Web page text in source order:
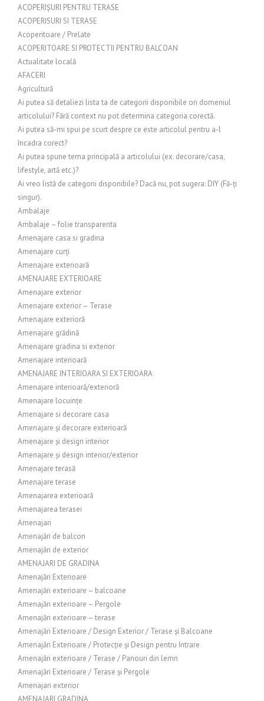
ACOPERIȘURI PENTRU TERASE
ACOPERISURI SI TERASE
Acoperitoare / Prelate
ACOPERITOARE SI PROTECTII PENTRU BALCOAN
Actualitate locală
AFACERI
Agricultură
Ai putea să detaliezi lista ta de categorii disponibile ori domeniul
articolului? Fără context nu pot determina categoria corectă.
Ai putea să-mi spui pe scurt despre ce este articolul pentru a-l
încadra corect?
Ai putea spune tema principală a articolului (ex. decorare/casa,
lifestyle, artă etc.)?
Ai vreo listă de categorii disponibile? Dacă nu, pot sugera: DIY (Fă-ți
singur).
Ambalaje
Ambalaje – folie transparenta
Amenajare casa si gradina
Amenajare curți
Amenajare exterioară
AMENAJARE EXTERIOARE
Amenajare exterior
Amenajare exterior – Terase
Amenajare exterioră
Amenajare grădină
Amenajare gradina si exterior
Amenajare interioară
AMENAJARE INTERIOARA SI EXTERIOARA
Amenajare interioară/exterioră
Amenajare locuințe
Amenajare si decorare casa
Amenajare și decorare exterioară
Amenajare și design interior
Amenajare și design interior/exterior
Amenajare terasă
Amenajare terase
Amenajarea exterioară
Amenajarea terasei
Amenajari
Amenajări de balcon
Amenajări de exterior
AMENAJARI DE GRADINA
Amenajări Exterioare
Amenajări exterioare – balcoane
Amenajări exterioare – Pergole
Amenajări exterioare – terase
Amenajări Exterioare / Design Exterior / Terase și Balcoane
Amenajări Exterioare / Protecție și Design pentru Intrare
Amenajări exterioare / Terase / Panouri din lemn
Amenajări Exterioare / Terase și Pergole
Amenajari exterior